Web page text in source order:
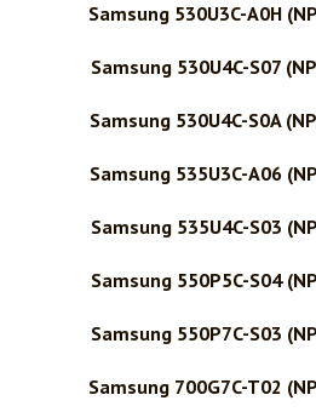
Samsung 530U3C-A0H
Samsung 530U4C-S07
Samsung 530U4C-S0A
Samsung 535U3C-A06
Samsung 535U4C-S03
Samsung 550P5C-S04
Samsung 550P7C-S03
Samsung 700G7C-T02